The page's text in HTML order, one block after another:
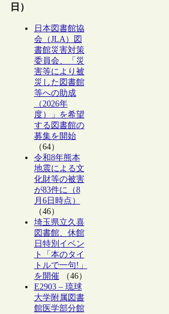
日）
日本図書館協
会（JLA）図
書館災害対策
委員会、「災
害等により被
災した図書館
等への助成
（2026年
度）」を希望
する図書館の
募集を開始
（64）
令和8年熊本
地震による文
化財等の被害
が83件に（8
月6日時点）
（46）
埼玉県立久喜
図書館、休館
日特別イベン
ト「本のタイ
トルで一句!」
を開催（46）
E2903 – 琉球
大学附属図書
館医学部分館